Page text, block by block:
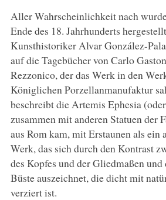
Aller Wahrscheinlichkeit nach
Ende des 18. Jahrhunderts
Kunsthistoriker Alvar González-
auf die Tagebücher von Carlo
Rezzonico, der das Werk in den
Königlichen Porzellanmanufaktur
beschreibt die Artemis Ephesia
zusammen mit anderen Statuen der
aus Rom kam, mit Erstaunen als ein
Werk, das sich durch den Kontrast
des Kopfes und der Gliedmaßen
Büste auszeichnet, die dicht mit
verziert ist.